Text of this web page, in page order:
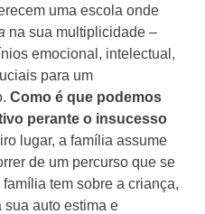
uma escola onde
na sua multiplicidade –
emocional, intelectual,
para um
Como é que podemos
perante o insucesso
lugar, a família assume
de um percurso que se
tem sobre a criança,
sua auto estima e